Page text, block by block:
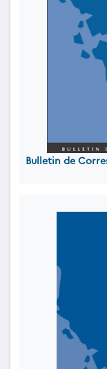
Bulletin de